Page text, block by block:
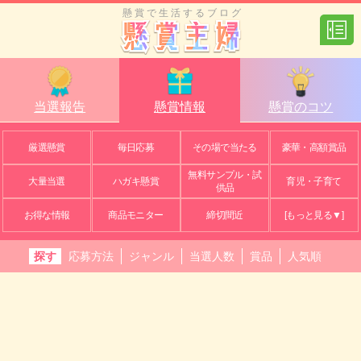
懸賞で生活するブログ
当選報告 懸賞情報 懸賞のコツ
厳選懸賞 毎日応募 その場で当たる 豪華・高額賞品
大量当選 ハガキ懸賞
無料サンプル・試
供品
育児・子育て
お得な情報 商品モニター 締切間近 [もっと見る▼]
探す 応募方法 ジャンル 当選人数 賞品 人気順